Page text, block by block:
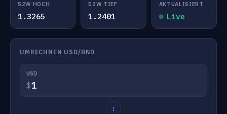
52W HOCH
1.3265
52W TIEF
1.2401
AKTUALISIERT
Live
UMRECHNEN USD/BND
USD
$
↕